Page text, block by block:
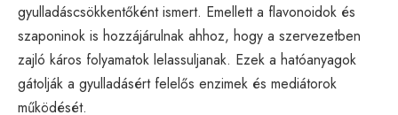
gyulladáscsökkentőként ismert. Emellett a flavonoidok és
szaponinok is hozzájárulnak ahhoz, hogy a szervezetben
zajló káros folyamatok lelassuljanak. Ezek a hatóanyagok
gátolják a gyulladásért felelős enzimek és mediátorok
működését.